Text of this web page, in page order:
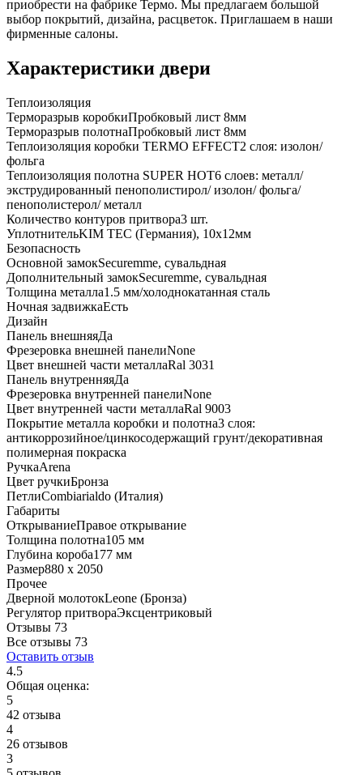
приобрести на фабрике Термо. Мы предлагаем большой
выбор покрытий, дизайна, расцветок. Приглашаем в наши
фирменные салоны.
Характеристики двери
Теплоизоляция
Терморазрыв коробкиПробковый лист 8мм
Терморазрыв полотнаПробковый лист 8мм
Теплоизоляция коробки TERMO EFFECT2 слоя: изолон/
фольга
Теплоизоляция полотна SUPER НОТ6 слоев: металл/
экструдированный пенополистирол/ изолон/ фольга/
пенополистерол/ металл
Количество контуров притвора3 шт.
УплотнительKIM ТЕС (Германия), 10x12мм
Безопасность
Основной замокSecuremme, сувальдная
Дополнительный замокSecuremme, сувальдная
Толщина металла1.5 мм/холоднокатанная сталь
Ночная задвижкаЕсть
Дизайн
Панель внешняяДа
Фрезеровка внешней панелиNone
Цвет внешней части металлаRal 3031
Панель внутренняяДа
Фрезеровка внутренней панелиNone
Цвет внутренней части металлаRal 9003
Покрытие металла коробки и полотна3 слоя:
антикоррозийное/цинкосодержащий грунт/декоративная
полимерная покраска
РучкаArena
Цвет ручкиБронза
ПетлиCombiarialdo (Италия)
Габариты
ОткрываниеПравое открывание
Толщина полотна105 мм
Глубина короба177 мм
Размер880 x 2050
Прочее
Дверной молотокLeone (Бронза)
Регулятор притвораЭксцентриковый
Отзывы 73
Все отзывы 73
Оставить отзыв
4.5
Общая оценка:
5
42 отзыва
4
26 отзывов
3